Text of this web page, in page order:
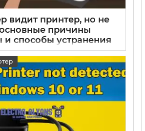
видит принтер, но не
основные причины
способы устранения
0